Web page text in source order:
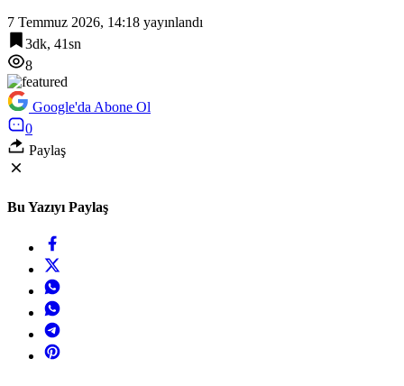
7 Temmuz 2026, 14:18 yayınlandı
3dk, 41sn
8
Google'da Abone Ol
0
Paylaş
Bu Yazıyı Paylaş